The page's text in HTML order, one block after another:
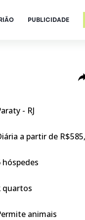
PUBLICIDADE
- RJ
a partir de
hóspedes
quartos
animais